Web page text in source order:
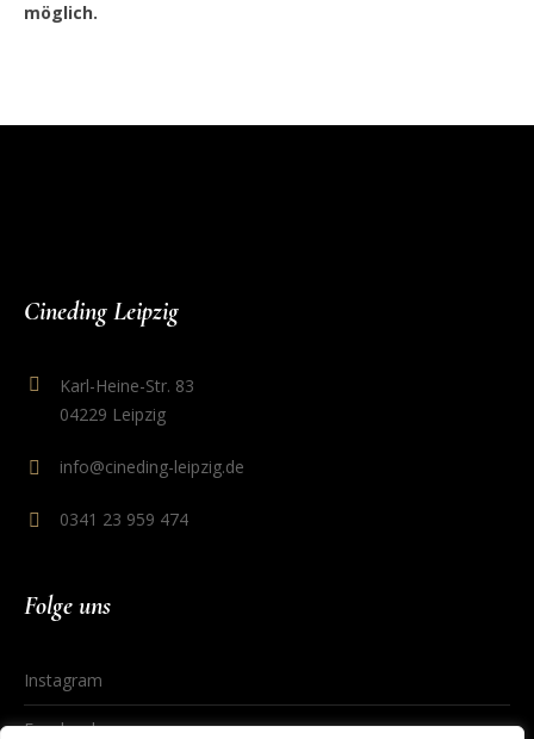
möglich.
Cineding Leipzig
Karl-Heine-Str. 83
04229 Leipzig
info@cineding-leipzig.de
0341 23 959 474
Folge uns
Instagram
Facebook